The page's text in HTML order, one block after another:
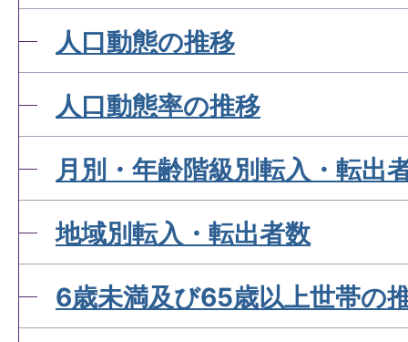
人口動態の推移
人口動態率の推移
月別・年齢階級別転入・転出
地域別転入・転出者数
6歳未満及び65歳以上世帯の